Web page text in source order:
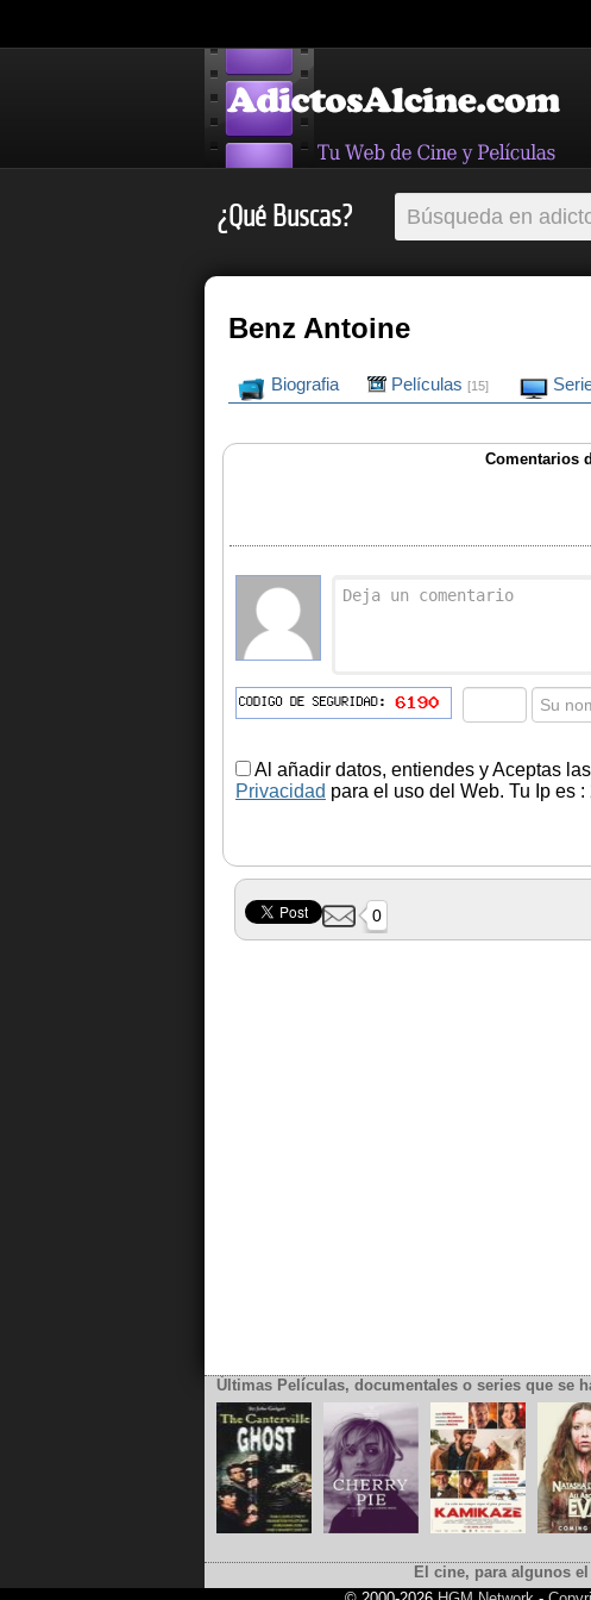
¿Qué Buscas?
Benz Antoine
Biografia Películas [15]
Comentarios
Al añadir datos, entiendes y Aceptas las
Privacidad para el uso del Web. Tu Ip es
0
Últimas Películas, documentales o series que se
El cine, para algunos